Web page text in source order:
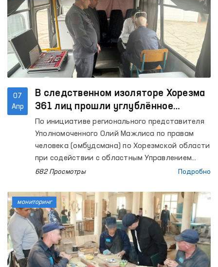
07
Апр
В следственном изоляторе Хорезма
361 лиц прошли углублённое
медицинское обследование
По инициативе регионального представителя
Уполномоченного Олий Мажлиса по правам
человека (омбудсмана) по Хорезмской области
при содействии с областным Управлением
здравоохранения организовано медицинское
следственном изоляторе №11.
682 Просмотры Подробно
мониторинг